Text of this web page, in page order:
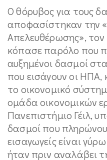
Ο θόρυβος για τους
αποφασίστηκαν την
Απελευθέρωσης»,
κόπασε παρόλο που
αυξημένοι δασμοί
που εισάγουν οι ΗΠΑ,
το οικονομικό
ομάδα οικονομικών
Πανεπιστήμιο Γέιλ,
δασμοί που
εισαγωγείς είναι
ήταν πριν αναλάβει